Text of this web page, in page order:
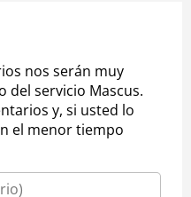
nos serán muy
del servicio Mascus.
y, si usted lo
el menor tiempo